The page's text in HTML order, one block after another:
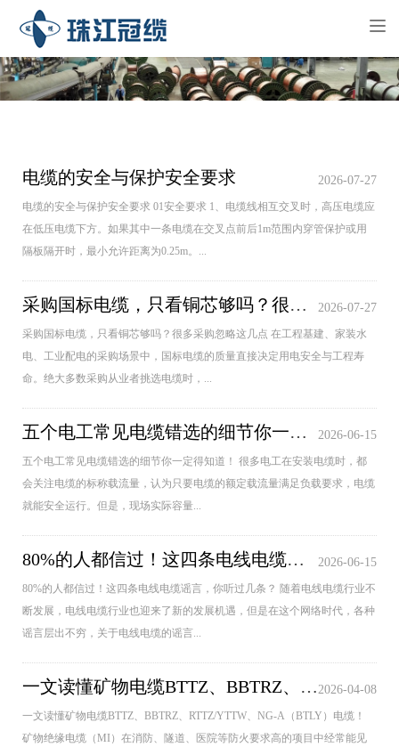
2026-07-27
电缆的安全与保护安全要求
电缆的安全与保护安全要求 01安全要求 1、电缆线相互交叉时，高压电缆应
在低压电缆下方。如果其中一条电缆在交叉点前后1m范围内穿管保护或用
隔板隔开时，最小允许距离为0.25m。...
2026-07-27
采购国标电缆，只看铜芯够吗？很多采购忽略这几点
采购国标电缆，只看铜芯够吗？很多采购忽略这几点 在工程基建、家装水
电、工业配电的采购场景中，国标电缆的质量直接决定用电安全与工程寿
命。绝大多数采购从业者挑选电缆时，...
2026-06-15
五个电工常见电缆错选的细节你一定得知道！
五个电工常见电缆错选的细节你一定得知道！ 很多电工在安装电缆时，都
会关注电缆的标称载流量，认为只要电缆的额定载流量满足负载要求，电缆
就能安全运行。但是，现场实际容量...
2026-06-15
80%的人都信过！这四条电线电缆谣言，你听过几条？
80%的人都信过！这四条电线电缆谣言，你听过几条？ 随着电线电缆行业不
断发展，电线电缆行业也迎来了新的发展机遇，但是在这个网络时代，各种
谣言层出不穷，关于电线电缆的谣言...
2026-04-08
一文读懂矿物电缆BTTZ、BBTRZ、RTTZ/YTTW、NG-A（BTLY）电缆！
一文读懂矿物电缆BTTZ、BBTRZ、RTTZ/YTTW、NG-A（BTLY）电缆！
矿物绝缘电缆（MI）在消防、隧道、医院等防火要求高的项目中经常能见